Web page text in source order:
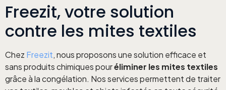
Freezit, votre solution
contre les mites textiles
Chez Freezit, nous proposons une solution efficace et
sans produits chimiques pouréliminer les mites textiles
grâce à la congélation. Nos services permettent de traiter